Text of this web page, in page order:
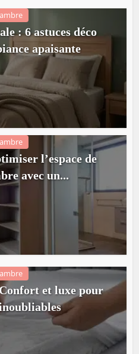
: 6 astuces déco
apaisante
l’espace de
avec un...
et luxe pour